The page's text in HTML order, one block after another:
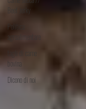
Beef Jerky
Politica
agroalimentare
bovina
Dicono di noi